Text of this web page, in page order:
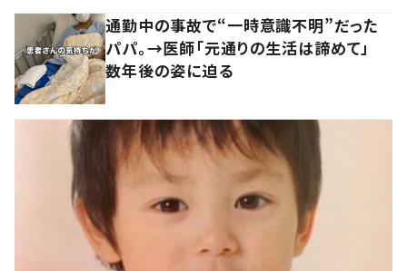
通勤中の事故で“一時意識不明”だった
パパ。→医師「元通りの生活は諦めて」
数年後の姿に迫る